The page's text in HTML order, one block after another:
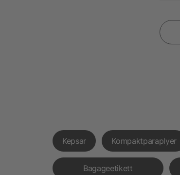
Kepsar Kompaktparaplyer
Bagageetikett